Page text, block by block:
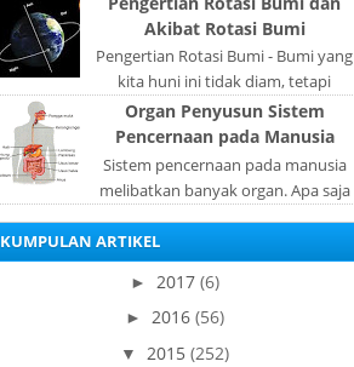
atau mengalir dari benda yang ...
Akibat Rotasi Bumi
Pengertian Rotasi Bumi - Bumi yang
kita huni ini tidak diam, tetapi
berputar pada porosnya yang
disebut rotasi bumi. Waktu yang
diperlukan...
Organ Penyusun Sistem
Pencernaan pada Manusia
Sistem pencernaan pada manusia
melibatkan banyak organ. Apa saja
pada manusia ? Organ penyusun
sistem p...
KUMPULAN ARTIKEL
► 2017 (6)
► 2016 (56)
▼ 2015 (252)